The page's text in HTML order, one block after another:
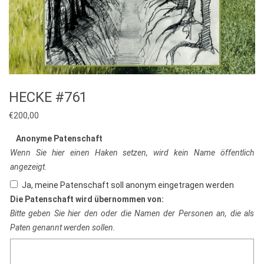
HECKE #761
€200,00
Anonyme Patenschaft
Wenn Sie hier einen Haken setzen, wird kein Name öffentlich
angezeigt.
Ja, meine Patenschaft soll anonym eingetragen werden
Die Patenschaft wird übernommen von:
Bitte geben Sie hier den oder die Namen der Personen an, die als
Paten genannt werden sollen.